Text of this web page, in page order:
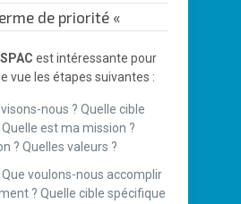
de priorité «
est intéressante pour
vue les étapes suivantes :
visons-nous ? Quelle cible
est ma mission ?
? Quelles valeurs ?
Que voulons-nous accomplir
? Quelle cible spécifique